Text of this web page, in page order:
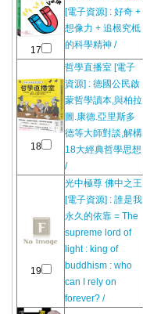
17
[電子資源] : 好奇 +
想像力 + 追根究柢
的科學精神 /
18
哲學直播室 [電子
資源] : 德國公民啟
蒙哲學讀本,與柏拉
圖.康德.亞里斯多
德等大師對談,解構
18大經典哲學思想
/
19
光中極尊 佛中之王
[電子資源] : 誰是我
永久的依靠 = The
supreme lord of
light : king of
buddhism : who
can I rely on
forever? /